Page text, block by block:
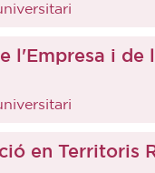
l'Empresa i de
en Territoris